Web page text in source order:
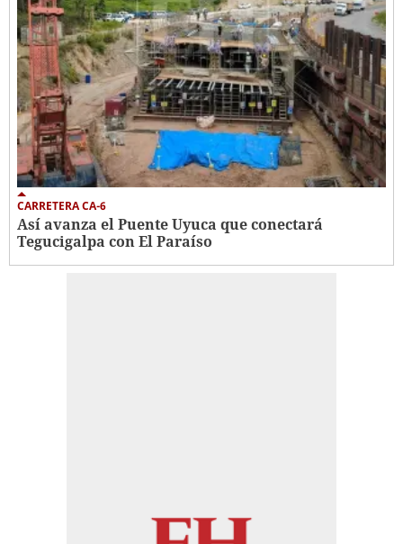
CARRETERA CA-6
Así avanza el Puente Uyuca que conectará
Tegucigalpa con El Paraíso